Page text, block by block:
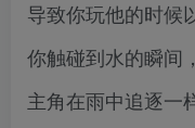
导致你玩他的时候
你触碰到水的瞬间
主角在雨中追逐一